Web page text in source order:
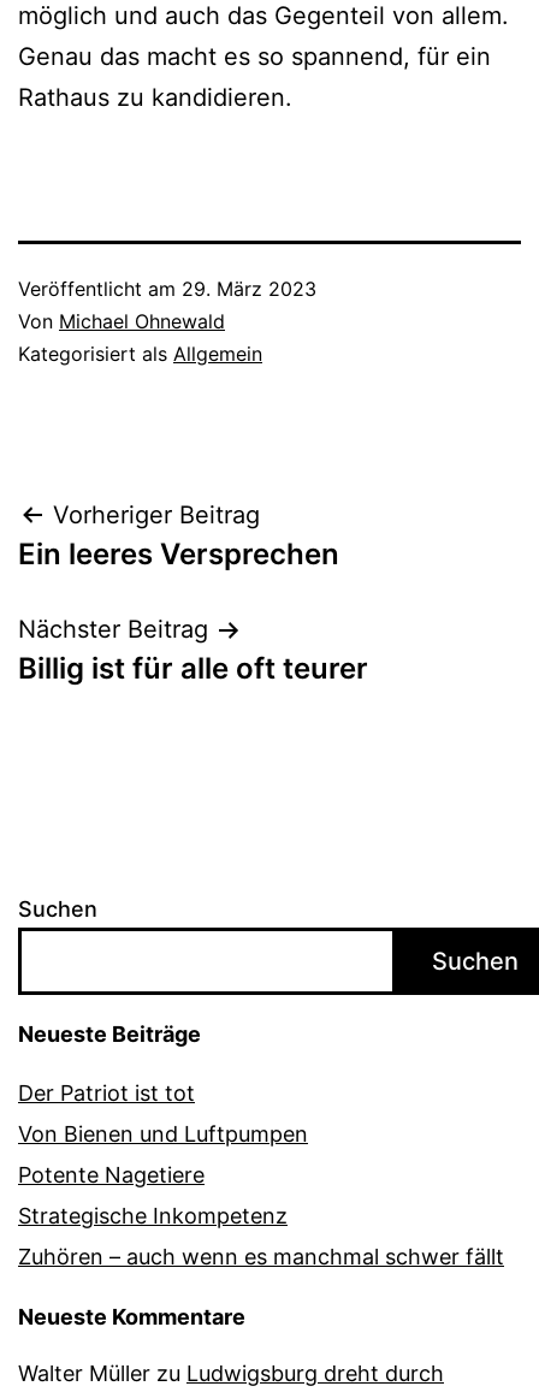
möglich und auch das Gegenteil von allem.
Genau das macht es so spannend, für ein
Rathaus zu kandidieren.
Veröffentlicht am 29. März 2023
Von Michael Ohnewald
Kategorisiert als Allgemein
Beitragsnavigation
Vorheriger Beitrag
Ein leeres Versprechen
Nächster Beitrag
Billig ist für alle oft teurer
Suchen
Suchen
Neueste Beiträge
Der Patriot ist tot
Von Bienen und Luftpumpen
Potente Nagetiere
Strategische Inkompetenz
Zuhören – auch wenn es manchmal schwer fällt
Neueste Kommentare
Walter Müller zu Ludwigsburg dreht durch